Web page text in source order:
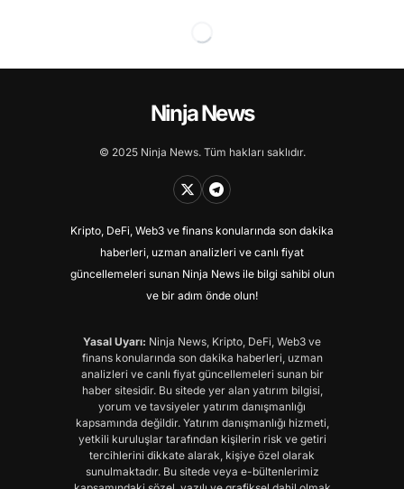
Ninja News
© 2025 Ninja News. Tüm hakları saklıdır.
Kripto, DeFi, Web3 ve finans konularında son dakika
haberleri, uzman analizleri ve canlı fiyat
güncellemeleri sunan Ninja News ile bilgi sahibi olun
ve bir adım önde olun!
Yasal Uyarı: Ninja News, Kripto, DeFi, Web3 ve
finans konularında son dakika haberleri, uzman
analizleri ve canlı fiyat güncellemeleri sunan bir
haber sitesidir. Bu sitede yer alan yatırım bilgisi,
yorum ve tavsiyeler yatırım danışmanlığı
kapsamında değildir. Yatırım danışmanlığı hizmeti,
yetkili kuruluşlar tarafından kişilerin risk ve getiri
tercihlerini dikkate alarak, kişiye özel olarak
sunulmaktadır. Bu sitede veya e-bültenlerimiz